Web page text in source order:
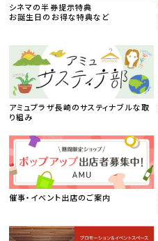
シネマの半券提示特典
お誕生日のお得な特典など
アミュプラザ長崎のサスティナブルな取
り組み
催事・イベント出店のご案内